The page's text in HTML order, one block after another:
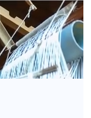
(Thứ 7, vằn xo 8